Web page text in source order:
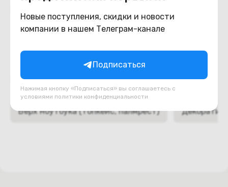
Новые поступления, скидки и новости
компании в нашем Телеграм-канале
Подписаться
Нажимая кнопку «Подписаться» вы соглашаетесь с
условиями политики конфиденциальности
Похожие товары
Подборки товаров в категории
Верх ноутбука (топкейс, палмрест)